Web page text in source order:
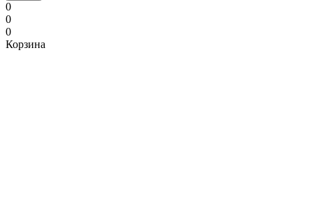
0
0
0
Корзина